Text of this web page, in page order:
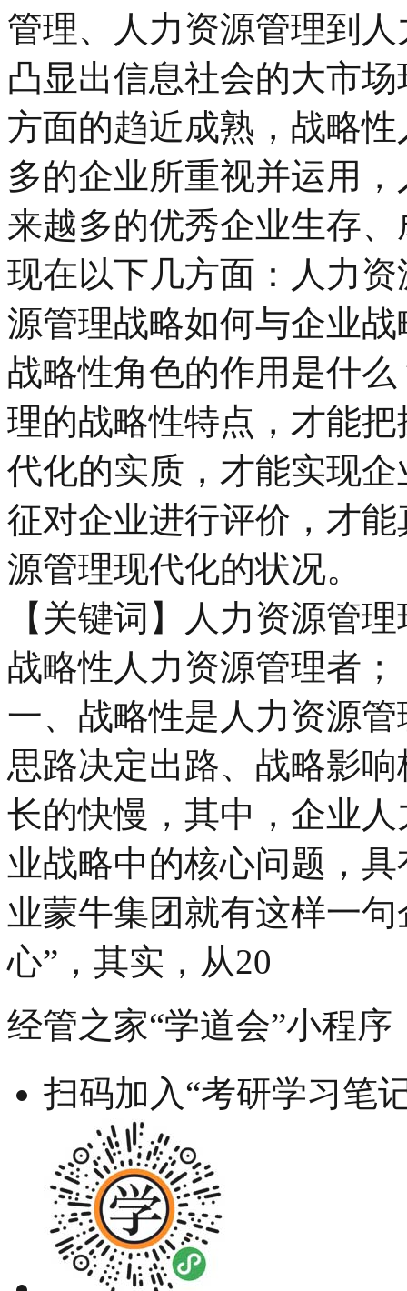
管理、人力资源管理到
凸显出信息社会的大市
方面的趋近成熟，战略
多的企业所重视并运用
来越多的优秀企业生存
现在以下几方面：人力
源管理战略如何与企业
战略性角色的作用是什
理的战略性特点，才能
代化的实质，才能实现
征对企业进行评价，才
源管理现代化的状况。
【关键词】人力资源管
战略性人力资源管理者；
一、战略性是人力资源
思路决定出路、战略影
长的快慢，其中，企业
业战略中的核心问题，
业蒙牛集团就有这样一
心”，其实，从20
经管之家“学道会”小程序
扫码加入“考研学习笔